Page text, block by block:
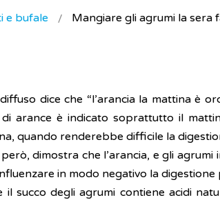
e bufale Mangiare gli agrumi la sera
dice che “l’arancia la mattina è
arance è indicato soprattutto il
quando renderebbe difficile la
dimostra che l’arancia, e gli
in modo negativo la
il succo degli agrumi contiene acidi